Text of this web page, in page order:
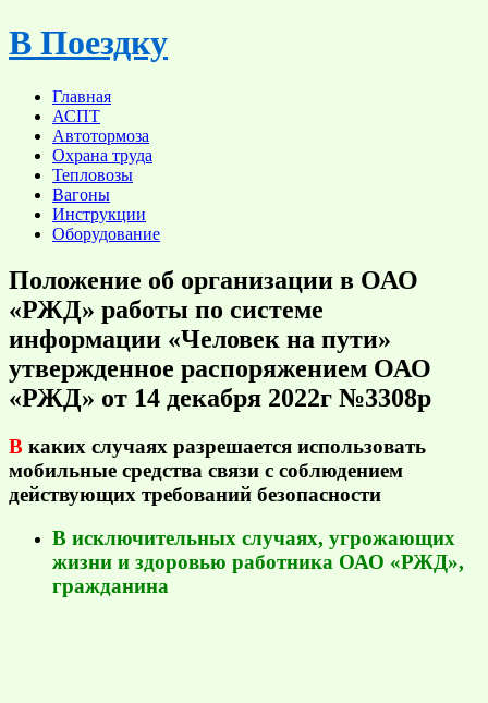
Skip
to
В Поездку
Главная
АСПТ
Автотормоза
Охрана труда
Тепловозы
Вагоны
Инструкции
Оборудование
Положение об организации в ОАО
«РЖД» работы по системе
информации «Человек на пути»
утвержденное распоряжением ОАО
«РЖД» от 14 декабря 2022г №3308р
В каких случаях разрешается использовать
мобильные средства связи с соблюдением
действующих требований безопасности
В исключительных случаях, угрожающих
жизни и здоровью работника ОАО «РЖД»,
гражданина